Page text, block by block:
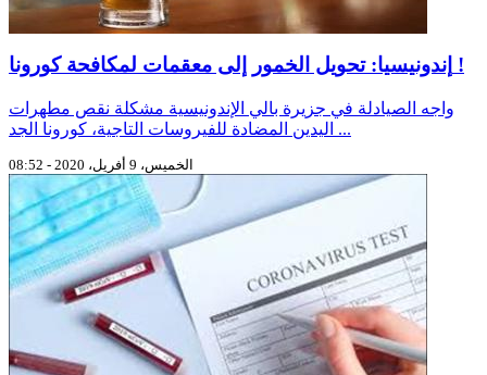
إندونيسيا: تحويل الخمور إلى معقمات لمكافحة كورونا !
واجه الصيادلة في جزيرة بالي الإندونيسية مشكلة نقص مطهرات
اليدين المضادة للفيروسات التاجية، كورونا الجد ...
الخميس، 9 أفريل، 2020 - 08:52